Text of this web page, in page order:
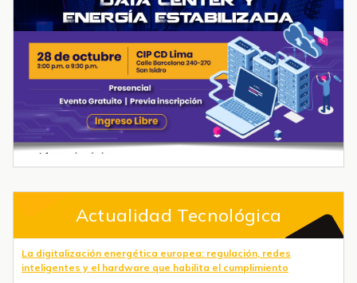
Actualidad Tecnológica
La digitalización energética europea: regulación, redes
inteligentes y el hardware que habilita el cumplimiento